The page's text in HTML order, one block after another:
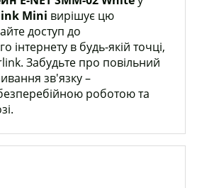
Mini вирішує цю
доступ до
інтернету в будь-якій точці,
Забудьте про повільний
зв'язку –
роботою та